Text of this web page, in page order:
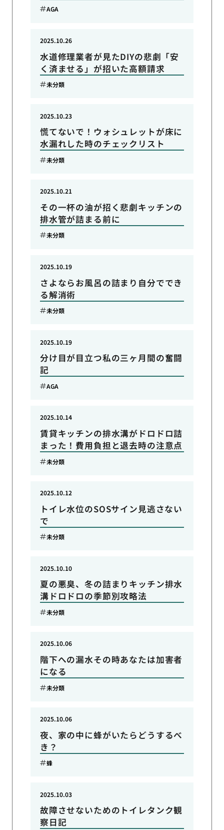
AGA
水道修理業者が見たDIYの悲劇「安
く済ませる」が招いた高額請求
2025.10.26
未分類
慌てないで！ウォシュレットが床に
水漏れした時のチェックリスト
2025.10.23
未分類
その一杯の油が招く悲劇キッチンの
排水管が詰まる前に
2025.10.21
未分類
さよならお風呂の詰まり自分ででき
る解消術
2025.10.19
未分類
分け目が目立つ私の三ヶ月間の奮闘
記
2025.10.19
AGA
賃貸キッチンの排水溝がドロドロ詰
まった！費用負担と退去時の注意点
2025.10.14
未分類
トイレ水位のSOSサイン見逃さない
で
2025.10.12
未分類
夏の悪臭、冬の詰まりキッチン排水
溝ドロドロの季節別攻略法
2025.10.10
未分類
階下への漏水その時あなたは加害者
になる
2025.10.06
未分類
夜、家の中に蜂がいたらどうするべ
き？
2025.10.06
蜂
故障させないためのトイレタンク観
察日記
2025.10.03